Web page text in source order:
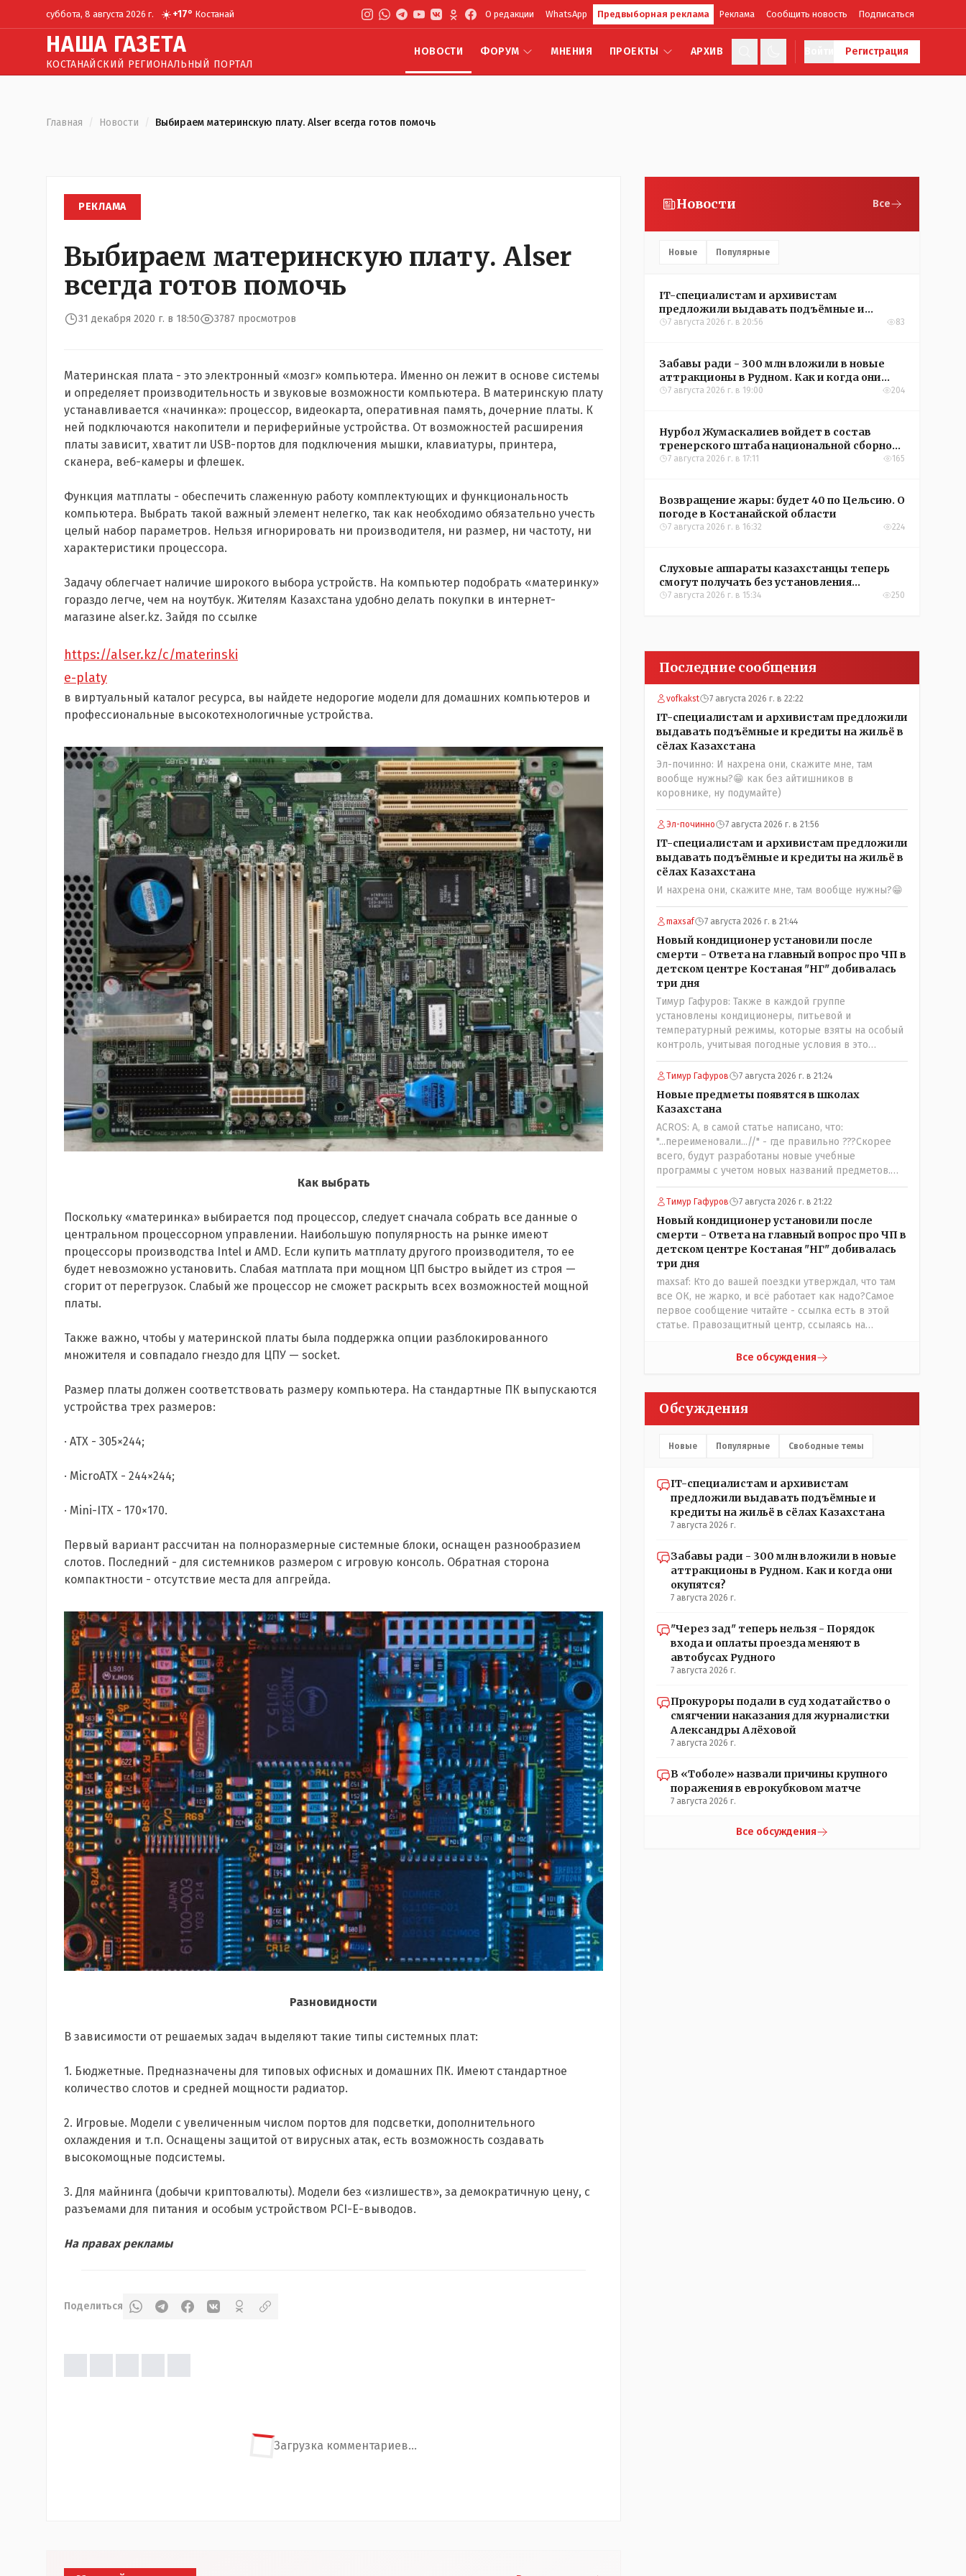
суббота, 8 августа 2026 г. ☀️+17° Костанай О редакции WhatsApp Предвыборная реклама Реклама Сообщить новость Подписаться
НАША ГАЗЕТА
КОСТАНАЙСКИЙ РЕГИОНАЛЬНЫЙ ПОРТАЛ
НОВОСТИ ФОРУМ МНЕНИЯ ПРОЕКТЫ АРХИВ Регистрация
Главная / Новости / Выбираем материнскую плату. Alser всегда готов помочь
РЕКЛАМА
Выбираем материнскую плату. Alser
всегда готов помочь
31 декабря 2020 г. в 18:50 3787 просмотров
Материнская плата - это электронный «мозг» компьютера. Именно он лежит в основе системы
и определяет производительность и звуковые возможности компьютера. В материнскую плату
устанавливается «начинка»: процессор, видеокарта, оперативная память, дочерние платы. К
ней подключаются накопители и периферийные устройства. От возможностей расширения
платы зависит, хватит ли USB-портов для подключения мышки, клавиатуры, принтера,
сканера, веб-камеры и флешек.
Функция матплаты - обеспечить слаженную работу комплектующих и функциональность
компьютера. Выбрать такой важный элемент нелегко, так как необходимо обязательно учесть
целый набор параметров. Нельзя игнорировать ни производителя, ни размер, ни частоту, ни
характеристики процессора.
Задачу облегчает наличие широкого выбора устройств. На компьютер подобрать «материнку»
гораздо легче, чем на ноутбук. Жителям Казахстана удобно делать покупки в интернет-
магазине alser.kz. Зайдя по ссылке
https://alser.kz/c/materinski
e-platy
в виртуальный каталог ресурса, вы найдете недорогие модели для домашних компьютеров и
профессиональные высокотехнологичные устройства.
Как выбрать
Поскольку «материнка» выбирается под процессор, следует сначала собрать все данные о
центральном процессорном управлении. Наибольшую популярность на рынке имеют
процессоры производства Intel и AMD. Если купить матплату другого производителя, то ее
будет невозможно установить. Слабая матплата при мощном ЦП быстро выйдет из строя —
сгорит от перегрузок. Слабый же процессор не сможет раскрыть всех возможностей мощной
платы.
Также важно, чтобы у материнской платы была поддержка опции разблокированного
множителя и совпадало гнездо для ЦПУ — socket.
Размер платы должен соответствовать размеру компьютера. На стандартные ПК выпускаются
устройства трех размеров:
· ATX - 305×244;
· MicroATX - 244×244;
· Mini-ITX - 170×170.
Первый вариант рассчитан на полноразмерные системные блоки, оснащен разнообразием
слотов. Последний - для системников размером с игровую консоль. Обратная сторона
компактности - отсутствие места для апгрейда.
Разновидности
В зависимости от решаемых задач выделяют такие типы системных плат:
1. Бюджетные. Предназначены для типовых офисных и домашних ПК. Имеют стандартное
количество слотов и средней мощности радиатор.
2. Игровые. Модели с увеличенным числом портов для подсветки, дополнительного
охлаждения и т.п. Оснащены защитой от вирусных атак, есть возможность создавать
высокомощные подсистемы.
3. Для майнинга (добычи криптовалюты). Модели без «излишеств», за демократичную цену, с
разъемами для питания и особым устройством PCI-E-выводов.
На правах рекламы
Поделиться
Загрузка комментариев...
Новости Все
Новые Популярные
IT-специалистам и архивистам
предложили выдавать подъёмные и
кредиты на жильё в сёлах Казахстана
7 августа 2026 г. в 20:56 83
Забавы ради - 300 млн вложили в новые
аттракционы в Рудном. Как и когда они
окупятся?
7 августа 2026 г. в 19:00 204
Нурбол Жумаскалиев войдет в состав
тренерского штаба национальной сборной
Казахстана по футболу
7 августа 2026 г. в 17:11 165
Возвращение жары: будет 40 по Цельсию. О
погоде в Костанайской области
7 августа 2026 г. в 16:32 224
Слуховые аппараты казахстанцы теперь
смогут получать без установления
инвалидности
7 августа 2026 г. в 15:34 250
Последние сообщения
vofkakst 7 августа 2026 г. в 22:22
IT-специалистам и архивистам предложили
выдавать подъёмные и кредиты на жильё в
сёлах Казахстана
Эл-починно: И нахрена они, скажите мне, там
вообще нужны?😁 как без айтишников в
коровнике, ну подумайте)
Эл-починно 7 августа 2026 г. в 21:56
IT-специалистам и архивистам предложили
выдавать подъёмные и кредиты на жильё в
сёлах Казахстана
И нахрена они, скажите мне, там вообще нужны?😁
maxsaf 7 августа 2026 г. в 21:44
Новый кондиционер установили после
смерти - Ответа на главный вопрос про ЧП в
детском центре Костаная "НГ" добивалась
три дня
Тимур Гафуров: Также в каждой группе
установлены кондиционеры, питьевой и
температурный режимы, которые взяты на особый
контроль, учитывая погодные условия в это
лето.Мы решили. что это - противоречие. Вы
считаете иначе?Ну тут противоречия нет. Этот
трагедии, то есть 29 июля, когда спешно
установили и воду, и новые кондиционеры, и
впервые поставили температурный режим на
контроль. То есть первая часть - информация до
трагедии, вторая часть - информация после
трагедии, когда все уже было исправлено.
Тимур Гафуров 7 августа 2026 г. в 21:24
Новые предметы появятся в школах
Казахстана
ACROS: А, в самой статье написано, что:
"...переименовали...//" - где правильно ???Скорее
всего, будут разработаны новые учебные
программы с учетом новых названий предметов.
Так что предметы - новые. Хоть и
переименованные)
Тимур Гафуров 7 августа 2026 г. в 21:22
Новый кондиционер установили после
смерти - Ответа на главный вопрос про ЧП в
детском центре Костаная "НГ" добивалась
три дня
maxsaf: Кто до вашей поездки утверждал, что там
все ОК, не жарко, и всё работает как надо?Самое
первое сообщение читайте - ссылка есть в этой
статье. Правозащитный центр, ссылаясь на
чате, которые прислали ему в виде
времени их установили только в помещениях,
предназначенных для административно-
управленческого персонала. И Также в каждой
группе установлены кондиционеры, питьевой и
контроль, учитывая погодные условия в это лето.
Мы решили. что это - противоречие. Вы считаете
иначе?
Все обсуждения
Обсуждения
Новые Популярные Свободные темы
IT-специалистам и архивистам
предложили выдавать подъёмные и
кредиты на жильё в сёлах Казахстана
7 августа 2026 г.
Забавы ради - 300 млн вложили в новые
аттракционы в Рудном. Как и когда они
окупятся?
7 августа 2026 г.
"Через зад" теперь нельзя - Порядок
входа и оплаты проезда меняют в
автобусах Рудного
7 августа 2026 г.
Прокуроры подали в суд ходатайство о
смягчении наказания для журналистки
Александры Алёховой
7 августа 2026 г.
В «Тоболе» назвали причины крупного
поражения в еврокубковом матче
7 августа 2026 г.
Все обсуждения